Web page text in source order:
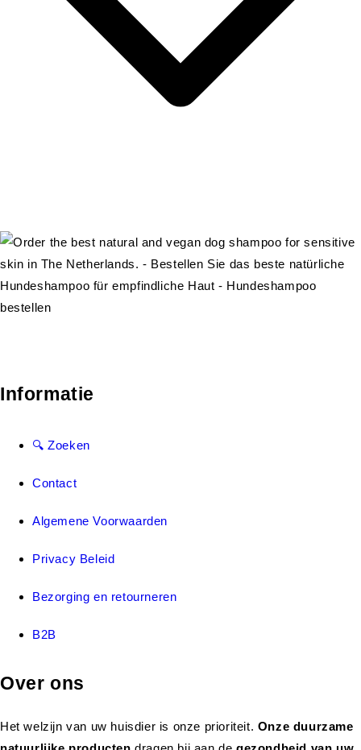
Informatie
🔍 Zoeken
Contact
Algemene Voorwaarden
Privacy Beleid
Bezorging en retourneren
B2B
Over ons
Het welzijn van uw huisdier is onze prioriteit. Onze duurzame